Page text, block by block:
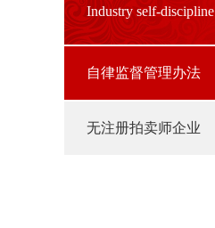
Industry self-discipline
自律监督管理办法
无注册拍卖师企业